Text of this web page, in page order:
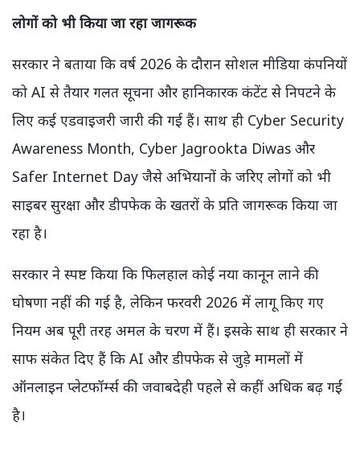
लोगों को भी किया जा रहा जागरूक
सरकार ने बताया कि वर्ष 2026 के दौरान सोशल मीडिया कंपनियों
को AI से तैयार गलत सूचना और हानिकारक कंटेंट से निपटने के
लिए कई एडवाइजरी जारी की गई हैं। साथ ही Cyber Security
Awareness Month, Cyber Jagrookta Diwas और
Safer Internet Day जैसे अभियानों के जरिए लोगों को भी
साइबर सुरक्षा और डीपफेक के खतरों के प्रति जागरूक किया जा
रहा है।
सरकार ने स्पष्ट किया कि फिलहाल कोई नया कानून लाने की
घोषणा नहीं की गई है, लेकिन फरवरी 2026 में लागू किए गए
नियम अब पूरी तरह अमल के चरण में हैं। इसके साथ ही सरकार ने
साफ संकेत दिए हैं कि AI और डीपफेक से जुड़े मामलों में
ऑनलाइन प्लेटफॉर्म्स की जवाबदेही पहले से कहीं अधिक बढ़ गई
है।